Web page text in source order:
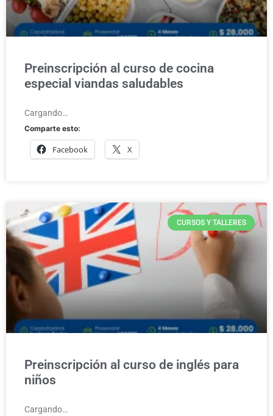
Preinscripción al curso de cocina
especial viandas saludables
Cargando…
Comparte esto:
Facebook X
CURSOS Y TALLERES
Preinscripción al curso de inglés para
niños
Cargando…